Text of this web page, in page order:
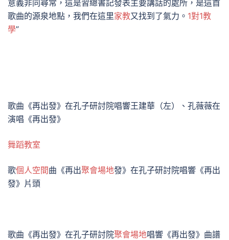
意義非同尋常，這是習總書記發表主要講話的處所，是這首
歌曲的源泉地點，我們在這里家教又找到了氣力。 1對1教
學”​
歌曲《再出發》在孔子研討院唱響王建華（左）、孔薇薇在
演唱《再出發》
舞蹈教室
歌個人空間曲《再出聚會場地發》在孔子研討院唱響《再出
發》片頭
歌曲《再出發》在孔子研討院聚會場地唱響《再出發》曲譜